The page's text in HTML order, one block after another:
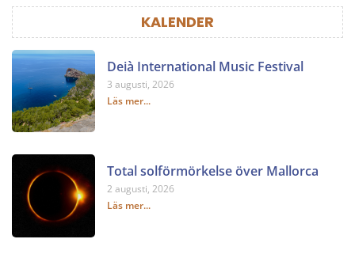
KALENDER
Deià International Music Festival
3 augusti, 2026
Läs mer...
Total solförmörkelse över Mallorca
2 augusti, 2026
Läs mer...